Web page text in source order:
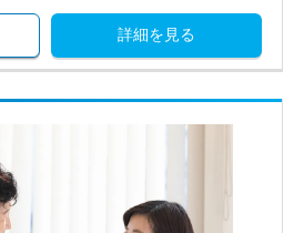
詳細を見る